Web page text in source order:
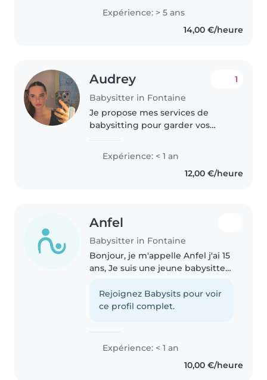
enfants à garder tous les jours
ainsi que le week-end. Ma
passion est les enfants, j'ai eu..
Expérience: > 5 ans
14,00 €/heure
Audrey
Babysitter in Fontaine
1
Je propose mes services de
babysitting pour garder vos
après-midi). J'ai déjà de
l'expérience dans la garde
Expérience: < 1 an
12,00 €/heure
Anfel
Babysitter in Fontaine
Bonjour, je m'appelle Anfel j'ai 15
ans, Je suis une jeune babysitter
par les enfants. J'ai un bon sens
de l'organisation, je sais aider aux
Rejoignez Babysits pour voir
ce profil complet.
Expérience: < 1 an
10,00 €/heure